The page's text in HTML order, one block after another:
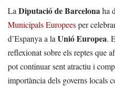
La Diputació de Barcelonaha
Municipals Europeesper
d’Espanya a la Unió Europea.
reflexionat sobre els reptes que
pot continuar sent atractiu i
importància dels governs locals